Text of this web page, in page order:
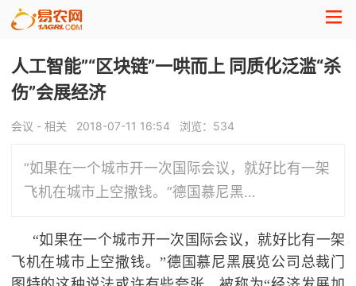
人工智能”“区块链”一哄而上 同质化泛滥“杀
伤”会展经济
会议 - 相关 2018-07-11 16:54 浏览： 534
“如果在一个城市开一次国际会议，就好比有一架
飞机在城市上空撒钱。”德国慕尼黑…
“如果在一个城市开一次国际会议，就好比有一架
飞机在城市上空撒钱。”德国慕尼黑展览公司总裁门